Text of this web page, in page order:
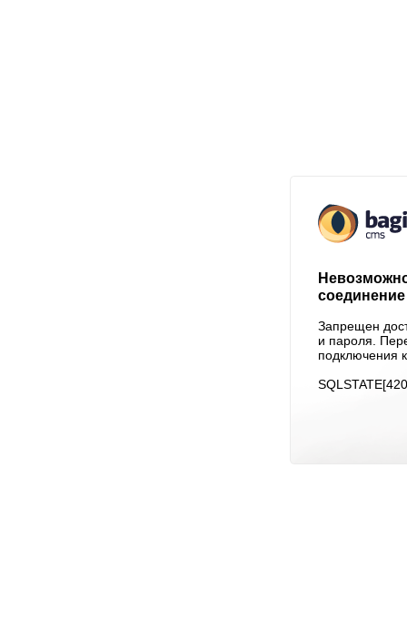
Запрещен
и пароля.
подключения